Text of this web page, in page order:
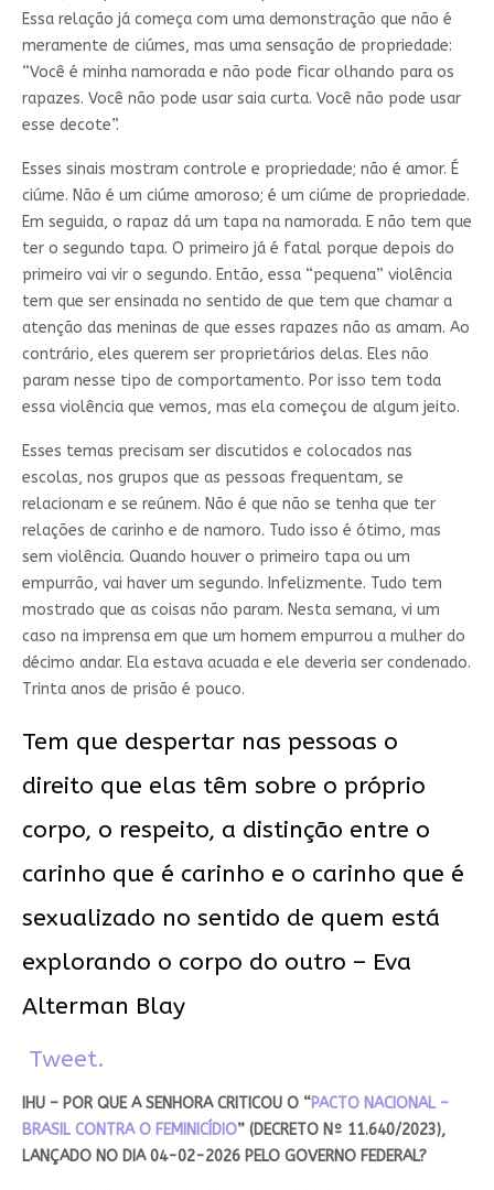
Essa relação já começa com uma demonstração que não é
meramente de ciúmes, mas uma sensação de propriedade:
“Você é minha namorada e não pode ficar olhando para os
rapazes. Você não pode usar saia curta. Você não pode usar
esse decote”.
Esses sinais mostram controle e propriedade; não é amor. É
ciúme. Não é um ciúme amoroso; é um ciúme de propriedade.
Em seguida, o rapaz dá um tapa na namorada. E não tem que
ter o segundo tapa. O primeiro já é fatal porque depois do
primeiro vai vir o segundo. Então, essa “pequena” violência
tem que ser ensinada no sentido de que tem que chamar a
atenção das meninas de que esses rapazes não as amam. Ao
contrário, eles querem ser proprietários delas. Eles não
param nesse tipo de comportamento. Por isso tem toda
essa violência que vemos, mas ela começou de algum jeito.
Esses temas precisam ser discutidos e colocados nas
escolas, nos grupos que as pessoas frequentam, se
relacionam e se reúnem. Não é que não se tenha que ter
relações de carinho e de namoro. Tudo isso é ótimo, mas
sem violência. Quando houver o primeiro tapa ou um
empurrão, vai haver um segundo. Infelizmente. Tudo tem
mostrado que as coisas não param. Nesta semana, vi um
caso na imprensa em que um homem empurrou a mulher do
décimo andar. Ela estava acuada e ele deveria ser condenado.
Trinta anos de prisão é pouco.
Tem que despertar nas pessoas o
direito que elas têm sobre o próprio
corpo, o respeito, a distinção entre o
carinho que é carinho e o carinho que é
sexualizado no sentido de quem está
explorando o corpo do outro – Eva
Alterman Blay
Tweet.
IHU – POR QUE A SENHORA CRITICOU O “PACTO NACIONAL –
BRASIL CONTRA O FEMINICÍDIO” (DECRETO Nº 11.640/2023),
LANÇADO NO DIA 04-02-2026 PELO GOVERNO FEDERAL?